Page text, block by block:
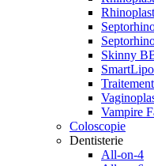
Skinny
SmartLipo
Vampire
Coloscopie
Dentisterie
All-on-4